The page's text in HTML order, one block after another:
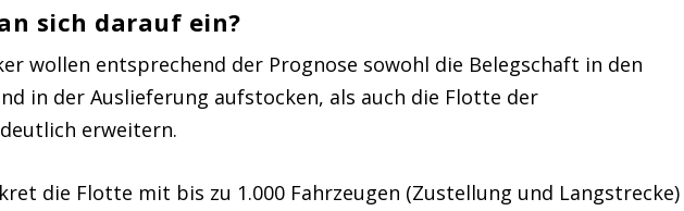
sich darauf ein?
wollen entsprechend der Prognose sowohl die Belegschaft in den
in der Auslieferung aufstocken, als auch die Flotte der
erweitern.
die Flotte mit bis zu 1.000 Fahrzeugen (Zustellung und Langstrecke)